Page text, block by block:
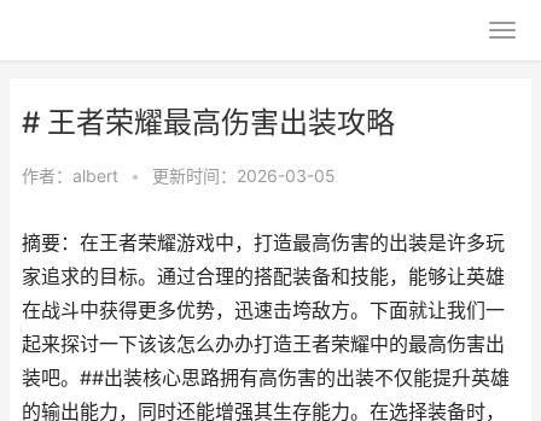
# 王者荣耀最高伤害出装攻略
作者： albert • 更新时间：2026-03-05
摘要：在王者荣耀游戏中，打造最高伤害的出装是许多玩
家追求的目标。通过合理的搭配装备和技能，能够让英雄
在战斗中获得更多优势，迅速击垮敌方。下面就让我们一
起来探讨一下该该怎么办办打造王者荣耀中的最高伤害出
装吧。##出装核心思路拥有高伤害的出装不仅能提升英雄
的输出能力，同时还能增强其生存能力。在选择装备时，